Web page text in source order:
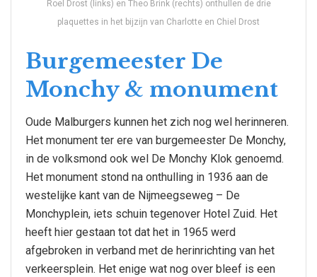
Roel Drost (links) en Theo Brink (rechts) onthullen de drie
plaquettes in het bijzijn van Charlotte en Chiel Drost
Burgemeester De
Monchy & monument
Oude Malburgers kunnen het zich nog wel herinneren.
Het monument ter ere van burgemeester De Monchy,
in de volksmond ook wel De Monchy Klok genoemd.
Het monument stond na onthulling in 1936 aan de
westelijke kant van de Nijmeegseweg – De
Monchyplein, iets schuin tegenover Hotel Zuid. Het
heeft hier gestaan tot dat het in 1965 werd
afgebroken in verband met de herinrichting van het
verkeersplein. Het enige wat nog over bleef is een